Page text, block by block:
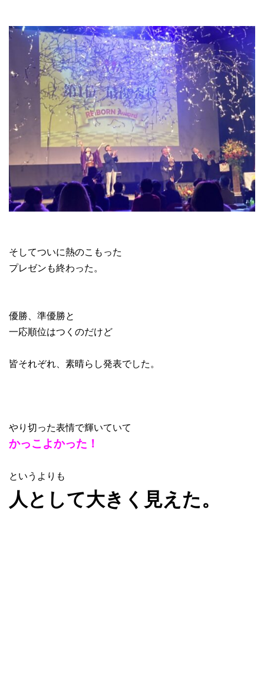
そしてついに熱のこもった
プレゼンも終わった。
優勝、準優勝と
一応順位はつくのだけど
皆それぞれ、素晴らし発表でした。
やり切った表情で輝いていて
かっこよかった！
というよりも
人として大きく見えた。